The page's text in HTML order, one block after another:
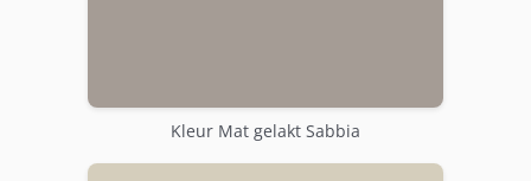
Kleur Mat gelakt Sabbia